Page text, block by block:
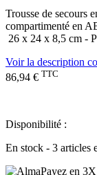
Trousse de secours
compartimenté en
26 x 24 x 8,5 cm -
Voir la description
86,94 € TTC
Disponibilité :
En stock - 3 articles
Payez en